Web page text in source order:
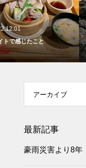
2022.11.23
深みのある景色
アーカイブ
最新記事
豪雨災害より8年